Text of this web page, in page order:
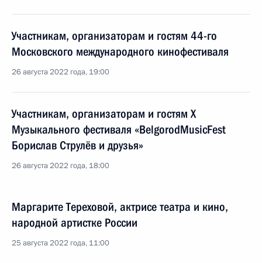
Участникам, организаторам и гостям 44-го
Московского международного кинофестиваля
26 августа 2022 года, 19:00
Участникам, организаторам и гостям X
Музыкального фестиваля «BelgorodMusicFest
Борислав Струлёв и друзья»
26 августа 2022 года, 18:00
Маргарите Тереховой, актрисе театра и кино,
народной артистке России
25 августа 2022 года, 11:00